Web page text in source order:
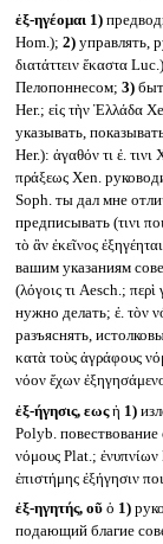
ἐξ-ηγέομαι 1)
Hom.); 2)управлять,
διατάττειν ἕκαστα
Пелопоннесом; 3)
Her.; εἰς τὴν Ἑλλάδα
указывать,
Her.): ἀγαθόν τι ἐ.
πράξεως Xen.
Soph. ты дал мне
предписывать (τινι
τὸ ἂν ἐκεῖνος
вашим указаниям
(λόγοις τι Aesch.;
нужно делать; ἐ. τὸν
разъяснять,
κατὰ τοὺς ἀγράφους
νόον ἔχων
ἐξ-ήγησις, εωςἡ 1)
Polyb.
νόμους Plat.;
ἐπιστήμης ἐξήγησιν
ἐξ-ηγητής, οῦὁ 1)
подающий благие